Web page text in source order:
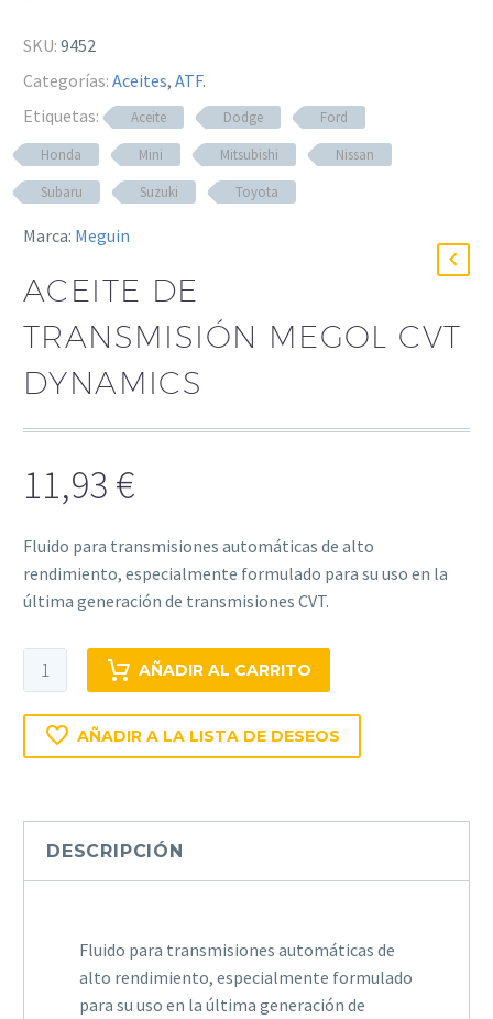
SKU: 9452
Categorías: Aceites, ATF.
Etiquetas:
Aceite Dodge
Ford
Honda
Mini Mitsubishi
Nissan
Subaru
Suzuki Toyota
Marca: Meguin
ACEITE DE
TRANSMISIÓN MEGOL CVT
DYNAMICS
11,93 €
Fluido para transmisiones automáticas de alto
rendimiento, especialmente formulado para su uso en la
última generación de transmisiones CVT.
Aceite
de
transmisión
Megol
cantidad
AÑADIR AL CARRITO
AÑADIR A LA LISTA DE DESEOS
DESCRIPCIÓN
Fluido para transmisiones automáticas de
alto rendimiento, especialmente formulado
para su uso en la última generación de